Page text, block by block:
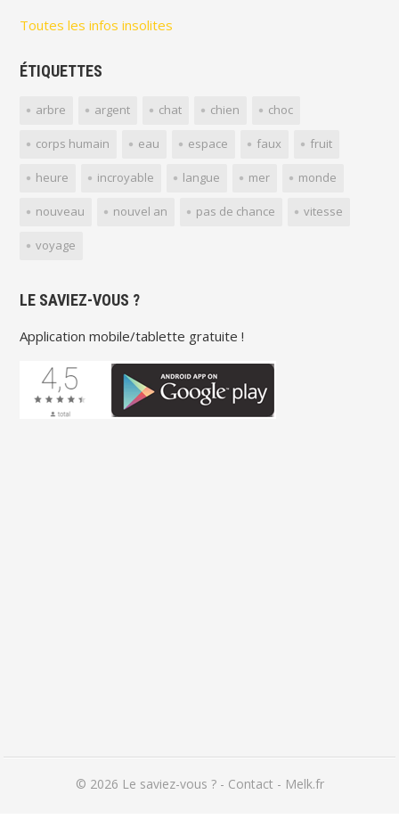
Toutes les infos insolites
ÉTIQUETTES
arbre argent chat chien choc
corps humain eau espace faux fruit
heure incroyable langue mer monde
nouveau nouvel an pas de chance vitesse
voyage
LE SAVIEZ-VOUS ?
Application mobile/tablette gratuite !
© 2026 Le saviez-vous ?- Contact - Melk.fr